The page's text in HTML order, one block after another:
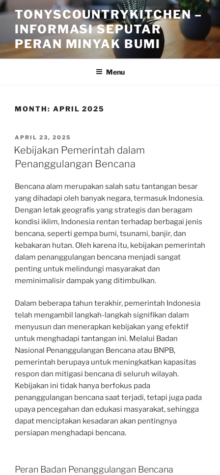
Skip
to
content
TONYSCOUNTRYKITCHEN –
INFORMASI SEPUTAR
PERAN MINYAK BUMI
Menu
MONTH: APRIL 2025
POSTED
ON
APRIL 23, 2025
Kebijakan Pemerintah dalam
Penanggulangan Bencana
Bencana alam merupakan salah satu tantangan besar
yang dihadapi oleh banyak negara, termasuk Indonesia.
Dengan letak geografis yang strategis dan beragam
kondisi iklim, Indonesia rentan terhadap berbagai jenis
bencana, seperti gempa bumi, tsunami, banjir, dan
kebakaran hutan. Oleh karena itu, kebijakan pemerintah
dalam penanggulangan bencana menjadi sangat
penting untuk melindungi masyarakat dan
meminimalisir dampak yang ditimbulkan.
Dalam beberapa tahun terakhir, pemerintah Indonesia
telah mengambil langkah-langkah signifikan dalam
menyusun dan menerapkan kebijakan yang efektif
untuk menghadapi tantangan ini. Melalui Badan
Nasional Penanggulangan Bencana atau BNPB,
pemerintah berupaya untuk meningkatkan kapasitas
respon dan mitigasi bencana di seluruh wilayah.
Kebijakan ini tidak hanya berfokus pada
penanggulangan bencana saat terjadi, tetapi juga pada
upaya pencegahan dan edukasi masyarakat, sehingga
dapat menciptakan kesadaran akan pentingnya
persiapan menghadapi bencana.
Peran Badan Penanggulangan Bencana